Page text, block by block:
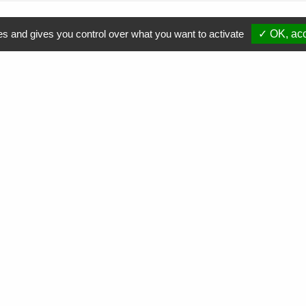
Comment soutenir nos actions ?
and gives you control over what you want to activate ✓ OK,